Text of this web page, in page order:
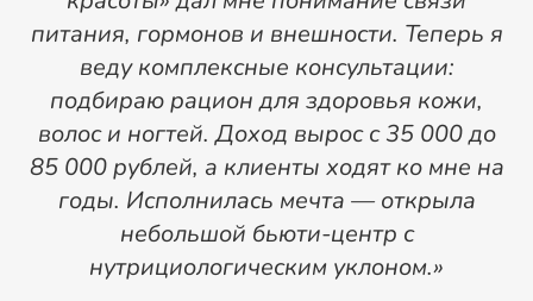
питания, гормонов и внешности. Теперь я
веду комплексные консультации:
подбираю рацион для здоровья кожи,
волос и ногтей. Доход вырос с 35 000 до
85 000 рублей, а клиенты ходят ко мне на
годы. Исполнилась мечта — открыла
небольшой бьюти-центр с
нутрициологическим уклоном.»